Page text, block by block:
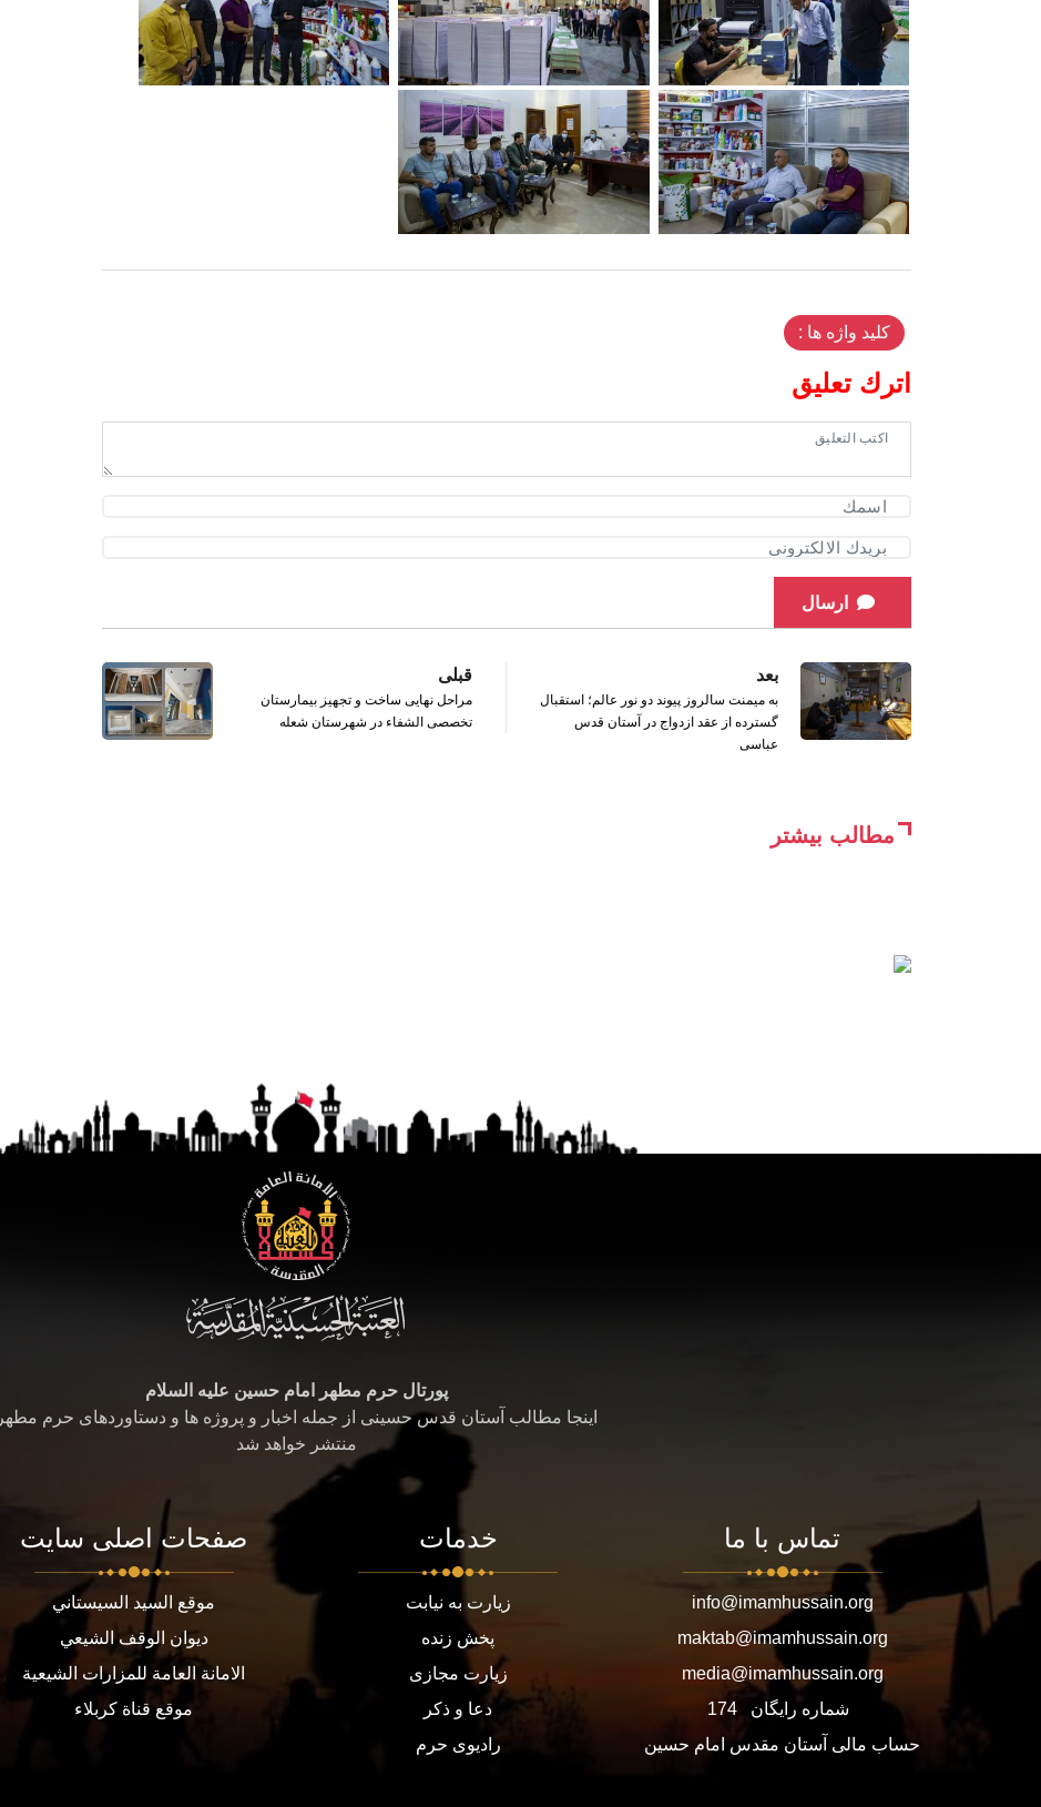
کلید واژه ها :
اترك تعليق
ارسال
قبلی
مراحل نهایی ساخت و تجهیز بیمارستان
تخصصی الشفاء در شهرستان شعله
بعد
به میمنت سالروز پیوند دو نور عالم؛ استقبال
گسترده از عقد ازدواج در آستان قدس
عباسی
مطالب بیشتر
پورتال حرم مطهر امام حسین علیه السلام
اینجا مطالب آستان قدس حسینی از جمله اخبار و پروژه ها و دستاوردهای حرم مطهر
منتشر خواهد شد
تماس با ما
info@imamhussain.org
maktab@imamhussain.org
media@imamhussain.org
شماره رایگان
174
حساب مالی آستان مقدس امام حسین
خدمات
زیارت به نیابت
پخش زنده
زیارت مجازی
دعا و ذکر
رادیوی حرم
صفحات اصلی سایت
موقع السيد السيستاني
ديوان الوقف الشيعي
الامانة العامة للمزارات الشيعية
موقع قناة كربلاء